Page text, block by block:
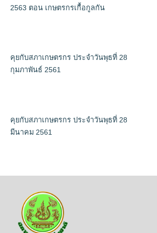
2563 ตอน เกษตรกรเกื้อกูลกัน
คุยกับสภาเกษตรกร ประจำวันพุธที่ 28
กุมภาพันธ์ 2561
คุยกับสภาเกษตรกร ประจำวันพุธที่ 28
มีนาคม 2561